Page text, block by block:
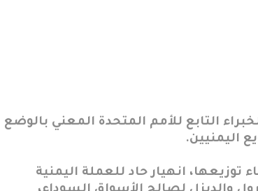
التابع للأمم المتحدة المعني بالوضع
اليمنيين.
انهيار حاد للعملة اليمنية